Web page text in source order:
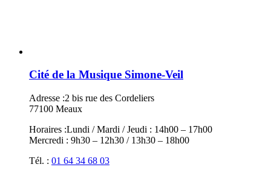
Cité de la Musique Simone-Veil
Adresse :2 bis rue des Cordeliers
77100 Meaux
Horaires :Lundi / Mardi / Jeudi : 14h00 – 17h00
Mercredi : 9h30 – 12h30 / 13h30 – 18h00
Tél. : 01 64 34 68 03